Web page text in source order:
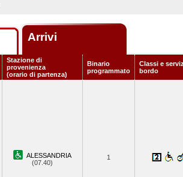
Arrivi
Stazione di
provenienza
(orario di partenza)
Binario
programmato
Classi e
bordo
ALESSANDRIA
(07.40)
1